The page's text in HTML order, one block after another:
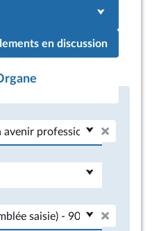
en discussion